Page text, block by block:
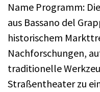
Name Programm:
aus Bassano del
historischem
Nachforschungen,
traditionelle
Straßentheater zu